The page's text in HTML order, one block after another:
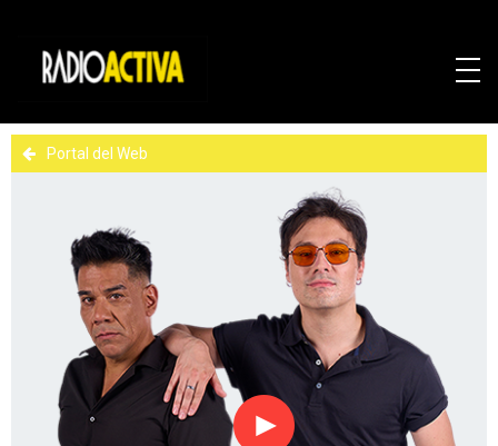
Portal del Web
Reproducir